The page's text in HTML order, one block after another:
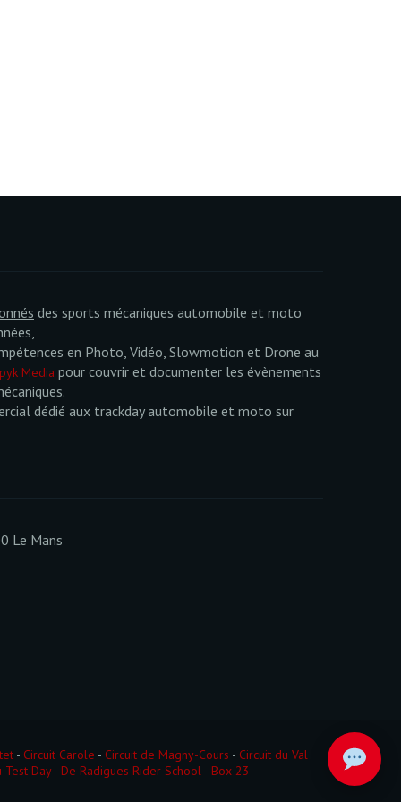
des sports mécaniques automobile et moto
en Photo, Vidéo, Slowmotion et Drone au
Media pour couvrir et documenter les évènements
dédié aux trackday automobile et moto sur
Le Mans
- Circuit Carole - Circuit de Magny-Cours - Circuit du Val
Test Day- De Radigues Rider School - Box 23 -